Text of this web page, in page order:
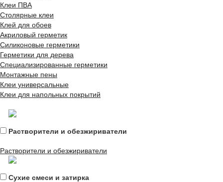
Клеи ПВА
Столярные клеи
Клей для обоев
Акриловый герметик
Силиконовые герметики
Герметики для дерева
Специализированные герметики
Монтажные пены
Клеи универсальные
Клеи для напольных покрытий
Растворители и обезжириватели
Растворители и обезжириватели
Сухие смеси и затирка